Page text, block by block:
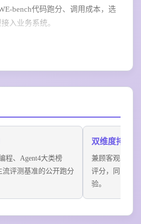
bench代码跑分、调用成本，选
入业务系统。
理等学术基准上的官方跑分，直
程、Agent4大类榜
流评测基准的公开跑分
双维度排名
兼顾客观基准
评分，同时呈
验。